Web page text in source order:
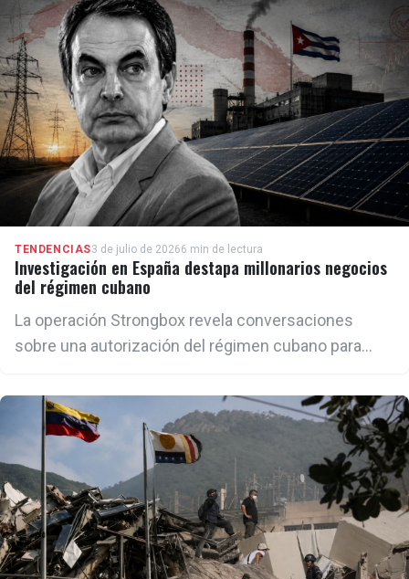
TENDENCIAS3 de julio de 20266 min de lectura
Investigación en España destapa millonarios negocios
del régimen cubano
La operación Strongbox revela conversaciones
sobre una autorización del régimen cubano para
contactos con la cúpula energética del castrismo y
la presunta intermediación del entorno del
expresidente español José Luis Rodríguez
Zapatero.